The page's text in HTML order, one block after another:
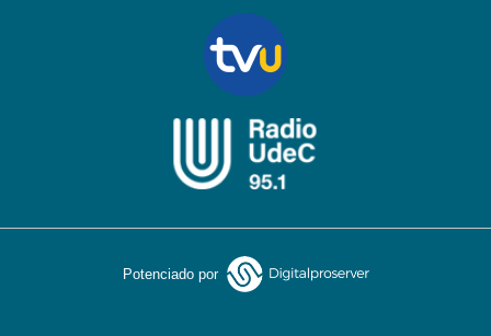
Potenciado por